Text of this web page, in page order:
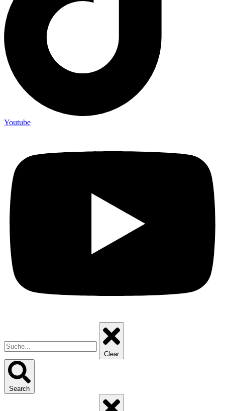
Youtube
Clear
Search